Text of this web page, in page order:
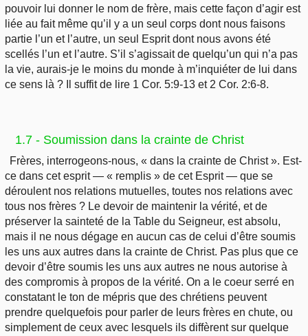
pouvoir lui donner le nom de frère, mais cette façon d’agir est
liée au fait même qu’il y a un seul corps dont nous faisons
partie l’un et l’autre, un seul Esprit dont nous avons été
scellés l’un et l’autre. S’il s’agissait de quelqu’un qui n’a pas
la vie, aurais-je le moins du monde à m’inquiéter de lui dans
ce sens là ? Il suffit de lire 1 Cor. 5:9-13 et 2 Cor. 2:6-8.
1.7 - Soumission dans la crainte de Christ
Frères, interrogeons-nous, « dans la crainte de Christ ». Est-
ce dans cet esprit — « remplis » de cet Esprit — que se
déroulent nos relations mutuelles, toutes nos relations avec
tous nos frères ? Le devoir de maintenir la vérité, et de
préserver la sainteté de la Table du Seigneur, est absolu,
mais il ne nous dégage en aucun cas de celui d’être soumis
les uns aux autres dans la crainte de Christ. Pas plus que ce
devoir d’être soumis les uns aux autres ne nous autorise à
des compromis à propos de la vérité. On a le coeur serré en
constatant le ton de mépris que des chrétiens peuvent
prendre quelquefois pour parler de leurs frères en chute, ou
simplement de ceux avec lesquels ils diffèrent sur quelque